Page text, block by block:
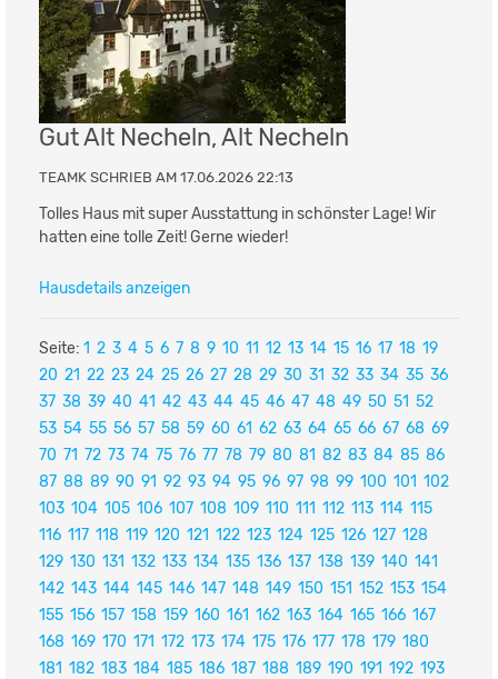
Gut Alt Necheln, Alt Necheln
TEAMK SCHRIEB AM 17.06.2026 22:13
Tolles Haus mit super Ausstattung in schönster Lage! Wir
hatten eine tolle Zeit! Gerne wieder!
Hausdetails anzeigen
Seite: 1 2 3 4 5 6 7 8 9 10 11 12 13 14 15 16 17 18 19
20 21 22 23 24 25 26 27 28 29 30 31 32 33 34 35 36
37 38 39 40 41 42 43 44 45 46 47 48 49 50 51 52
53 54 55 56 57 58 59 60 61 62 63 64 65 66 67 68 69
70 71 72 73 74 75 76 77 78 79 80 81 82 83 84 85 86
87 88 89 90 91 92 93 94 95 96 97 98 99 100 101 102
103 104 105 106 107 108 109 110 111 112 113 114 115
116 117 118 119 120 121 122 123 124 125 126 127 128
129 130 131 132 133 134 135 136 137 138 139 140 141
142 143 144 145 146 147 148 149 150 151 152 153 154
155 156 157 158 159 160 161 162 163 164 165 166 167
168 169 170 171 172 173 174 175 176 177 178 179 180
181 182 183 184 185 186 187 188 189 190 191 192 193